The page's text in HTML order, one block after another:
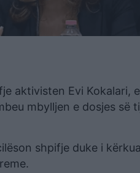
aktivisten Evi Kokalari,
mbylljen e dosjes së
shpifje duke i